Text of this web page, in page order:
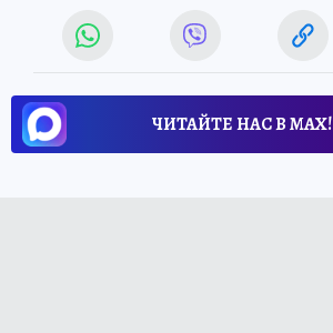
ЧИТАЙТЕ НАС В МАХ!